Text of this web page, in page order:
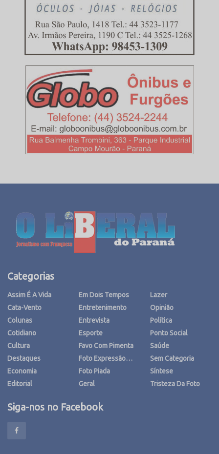
Categorias
Assim É A Vida
Cata-Vento
Colunas
Cotidiano
Cultura
Destaques
Economia
Editorial
Em Dois Tempos
Entretenimento
Entrevista
Esporte
Favo Com Pimenta
Foto Expressão…
Foto Piada
Geral
Lazer
Opinião
Política
Ponto Social
Saúde
Sem Categoria
Síntese
Tristeza Da Foto
Siga-nos no Facebook